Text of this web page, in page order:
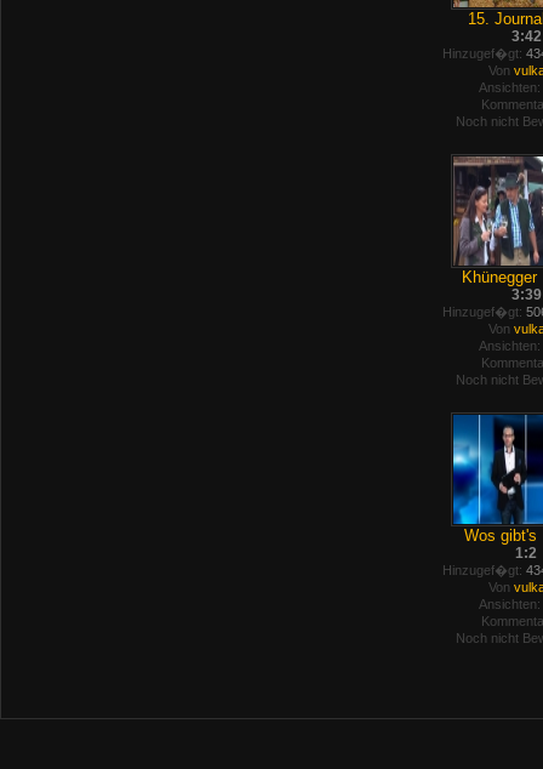
15.
3:42
Hinzugef�gt:
Von
Ansichten:
Noch nicht
Khünegger
3:39
Hinzugef�gt:
Von
Ansichten:
Noch nicht
Wos gibt's
1:2
Hinzugef�gt:
Von
Ansichten:
Noch nicht